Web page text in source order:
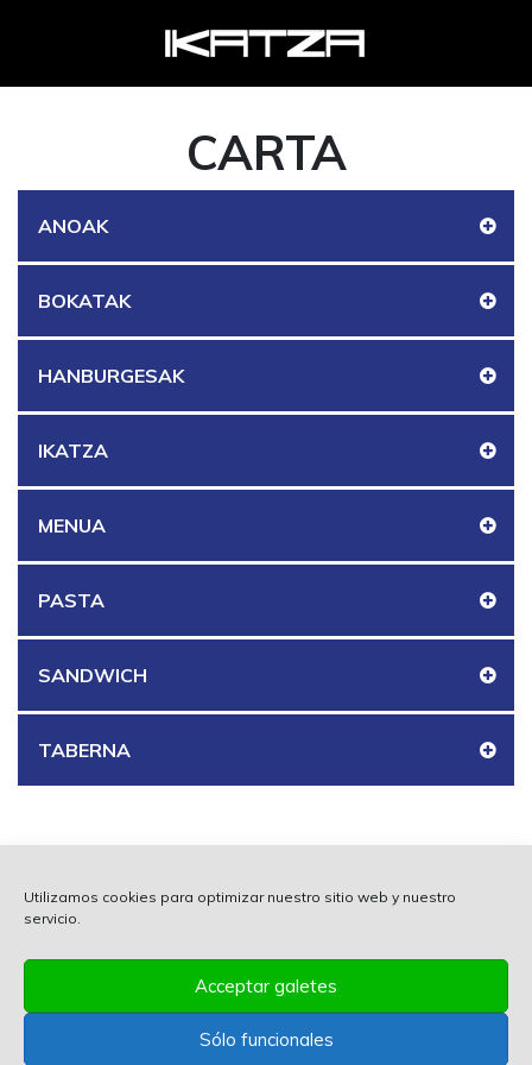
Utilizamos cookies para optimizar nuestro sitio web y nuestro
servicio.
Acceptar galetes
Sólo funcionales
CARTA
ANOAK
BOKATAK
HANBURGESAK
IKATZA
MENUA
PASTA
SANDWICH
TABERNA